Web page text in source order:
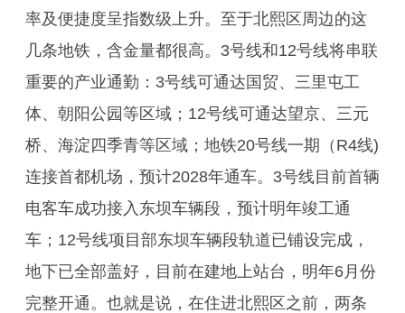
率及便捷度呈指数级上升。至于北熙区周边的这
几条地铁，含金量都很高。3号线和12号线将串联
重要的产业通勤：3号线可通达国贸、三里屯工
体、朝阳公园等区域；12号线可通达望京、三元
桥、海淀四季青等区域；地铁20号线一期（R4线)
连接首都机场，预计2028年通车。3号线目前首辆
电客车成功接入东坝车辆段，预计明年竣工通
车；12号线项目部东坝车辆段轨道已铺设完成，
地下已全部盖好，目前在建地上站台，明年6月份
完整开通。也就是说，在住进北熙区之前，两条